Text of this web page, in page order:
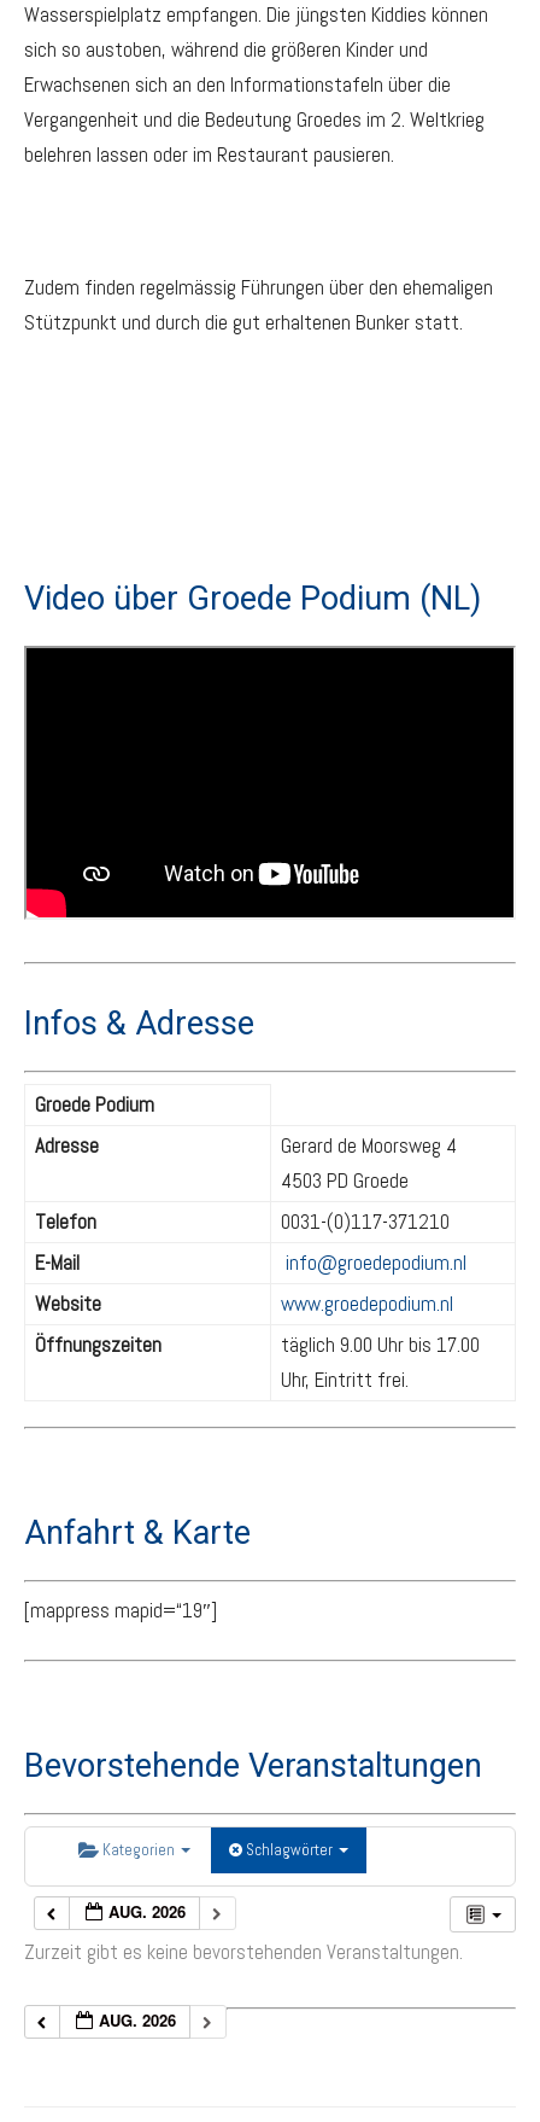
Wasserspielplatz empfangen. Die jüngsten Kiddies können
sich so austoben, während die größeren Kinder und
Erwachsenen sich an den Informationstafeln über die
Vergangenheit und die Bedeutung Groedes im 2. Weltkrieg
belehren lassen oder im Restaurant pausieren.
Zudem finden regelmässig Führungen über den ehemaligen
Stützpunkt und durch die gut erhaltenen Bunker statt.
Video über Groede Podium (NL)
Infos & Adresse
Groede Podium
Adresse
Gerard de Moorsweg 4
4503 PD Groede
Telefon
0031-(0)117-371210
E-Mail
info@groedepodium.nl
Website
www.groedepodium.nl
Öffnungszeiten
täglich 9.00 Uhr bis 17.00
Uhr, Eintritt frei.
Anfahrt & Karte
[mappress mapid=“19″]
Bevorstehende Veranstaltungen
Kategorien Schlagwörter
AUG. 2026
Zurzeit gibt es keine bevorstehenden Veranstaltungen.
AUG. 2026